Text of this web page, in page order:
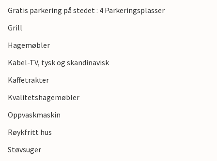
Gratis parkering på stedet : 4 Parkeringsplasser
Grill
Hagemøbler
Kabel-TV, tysk og skandinavisk
Kaffetrakter
Kvalitetshagemøbler
Oppvaskmaskin
Røykfritt hus
Støvsuger